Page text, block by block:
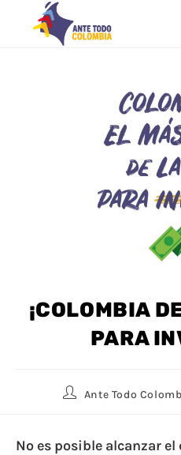
¡COLOMBIA
PARA
Ante Todo
No es posible alcanzar